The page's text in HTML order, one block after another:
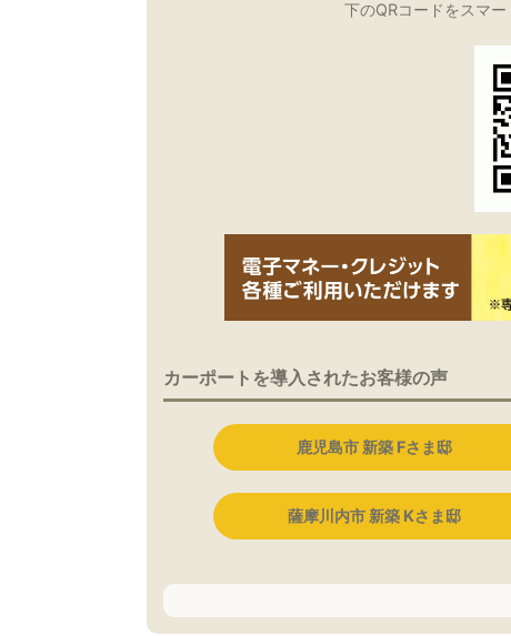
下のQRコードをスマ
カーポートを導入されたお客様の声
鹿児島市 新築 Fさま邸
薩摩川内市 新築 Kさま邸